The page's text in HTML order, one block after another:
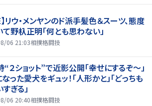
】リウ・メンヤンのド派手髪色＆スーツ、態度
て野杁正明「何とも思わない」
06 21:03相撲格闘技
２ショット”で近影公開「幸せにするぞ〜」
った愛犬をギュッ！「人形かと」「どっちも
ぎる」
06 20:40相撲格闘技